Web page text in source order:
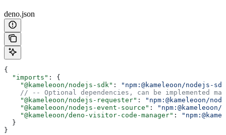
deno.json
{
  "imports"
: {
    "@kameleoon/nodejs-sdk"
:
"npm:@kameleoon/nodejs-
// -- Optional dependencies, can be implemented
    "@kameleoon/nodejs-requester"
:
"npm:@kameleoon/
    "@kameleoon/nodejs-event-source"
:
    "@kameleoon/deno-visitor-code-manager"
:
  }
}